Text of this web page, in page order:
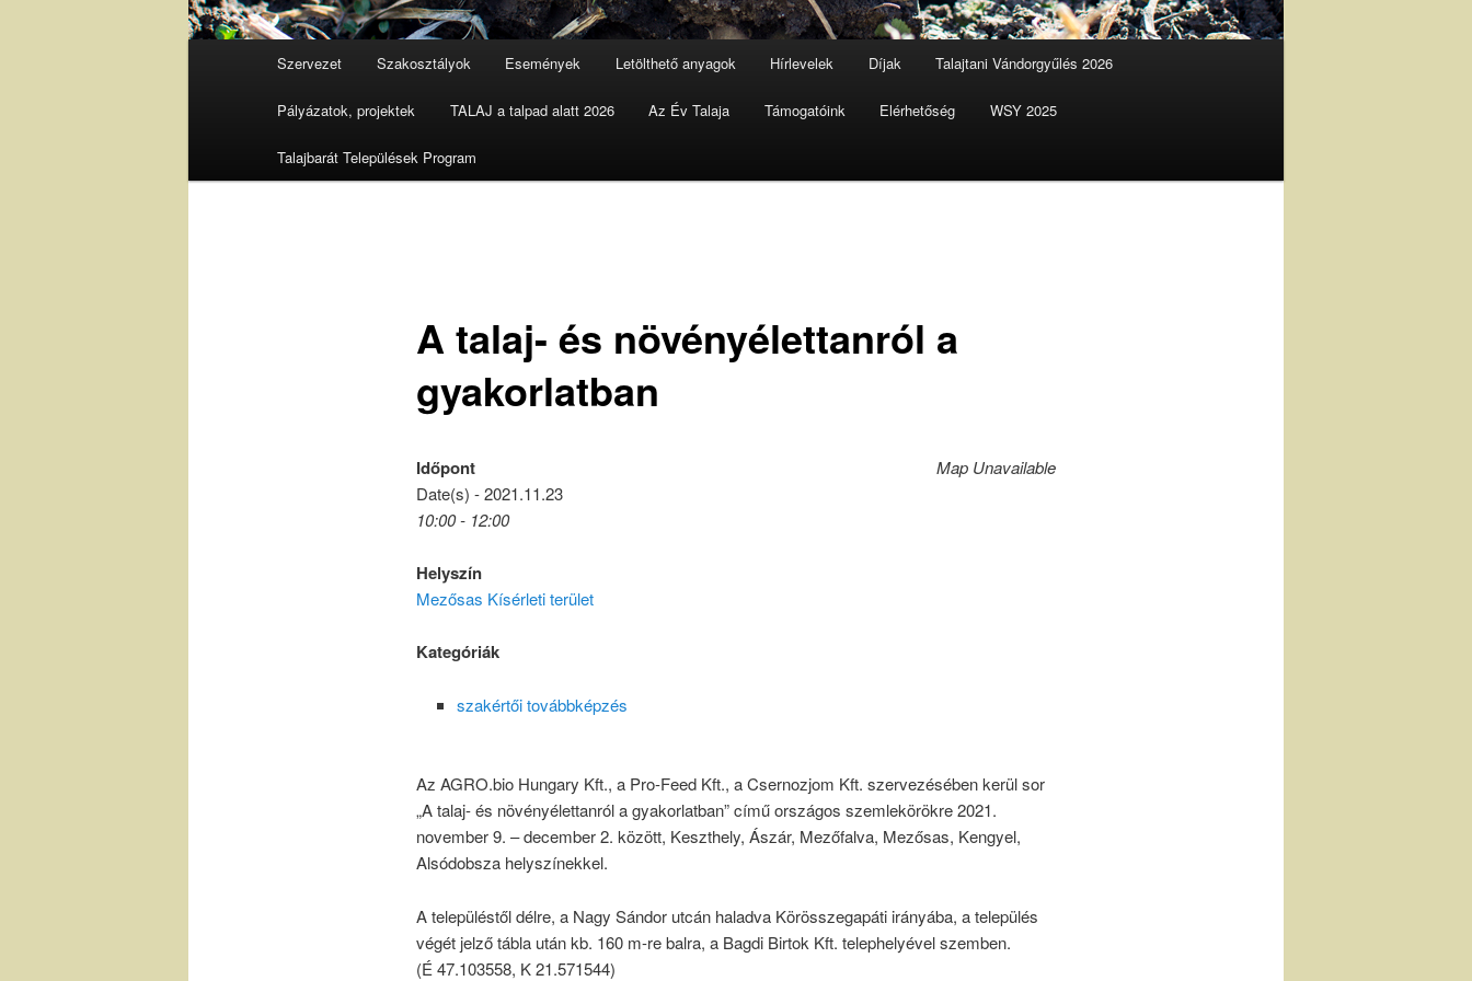
Szervezet Szakosztályok Események Letölthető anyagok Hírlevelek Díjak Talajtani Vándorgyűlés 2026
Pályázatok, projektek TALAJ a talpad alatt 2026 Az Év Talaja Támogatóink Elérhetőség WSY 2025
Talajbarát Települések Program
A talaj- és növényélettanról a
gyakorlatban
Map Unavailable
Időpont
Date(s) - 2021.11.23
10:00 - 12:00
Helyszín
Mezősas Kísérleti terület
Kategóriák
szakértői továbbképzés
Az AGRO.bio Hungary Kft., a Pro-Feed Kft., a Csernozjom Kft. szervezésében kerül sor
„A talaj- és növényélettanról a gyakorlatban” című országos szemlekörökre 2021.
november 9. – december 2. között, Keszthely, Ászár, Mezőfalva, Mezősas, Kengyel,
Alsódobsza helyszínekkel.
A településtől délre, a Nagy Sándor utcán haladva Körösszegapáti irányába, a település
végét jelző tábla után kb. 160 m-re balra, a Bagdi Birtok Kft. telephelyével szemben.
(É 47.103558, K 21.571544)